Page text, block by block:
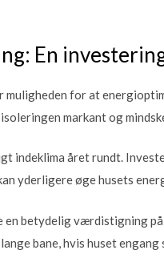
En
for at
markant og
indeklima året rundt.
yderligere øge husets
betydelig værdistigning
bane, hvis huset engang